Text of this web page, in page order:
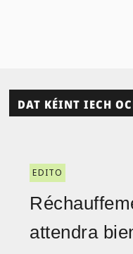
DAT KÉINT IECH
EDITO
attendra